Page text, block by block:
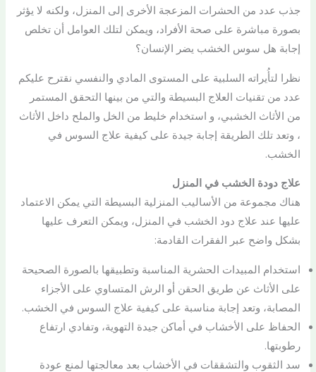
جذب عدد من الحشرات المزعجة الأخرى إلى المنزل، ولكنه لا يؤثر
بصورة مباشرة على صحة الأفراد، ويمكن لتلك العوامل أن تخلص
إجابة هل سوس الخشب يضر الإنسان؟
نظرا لتأُيراته السلبية على المستوى المادي والنفسي نقترح عليكم
عدد من تقنيات العلاج البسيطة والتي من بينها التحقق المستمر
من الأثاث الخشبي، و استخدام خليط من الخل والملح داخل الأثاث
، وتعد تلك الطريقة إجابة جيدة على كيفية علاج السوس في
الخشب.
علاج دودة الخشب في المنزل
هناك مجموعة من الأساليب المنزلية البسيطة التي يمكن الاعتماد
عليها عند علاج دود الخشب في المنزل، ويمكن التعرف عليها
بشكل واضح عبر الفقرات القادمة:
استخدام المبيدات الحشرية المناسبة وتطبيقها بالصورة الصحيحة
على الأثاث عن طريق الحقن أو الرش المتساوي على الأجزاء
المصابة، وتعد إجابة مناسبة على كيفية علاج السوس في الخشب.
الحفاظ على الأخشاب في أماكن جيدة التهوية، وتفادي ارتفاع
رطوبتها.
سد الثقوب والتشققات في الأخشاب بعد معالجتها لمنع عودة